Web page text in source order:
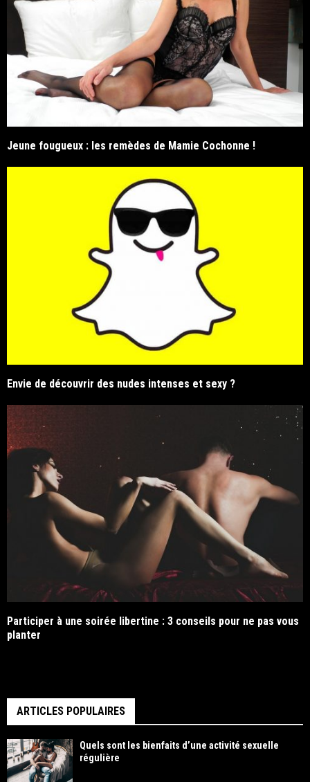
Jeune fougueux : les remèdes de Mamie Cochonne !
Envie de découvrir des nudes intenses et sexy ?
Participer à une soirée libertine : 3 conseils pour ne pas vous
planter
ARTICLES POPULAIRES
Quels sont les bienfaits d’une activité sexuelle
régulière